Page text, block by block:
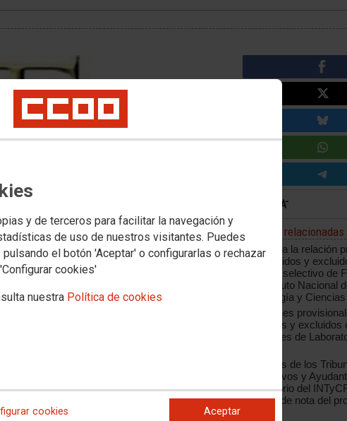
y de terceros para facilitar la navegación y
de uso de nuestros visitantes. Puedes
el botón 'Aceptar' o configurarlas o rechazar
cookies'
nuestra Política de cookies
cookies Aceptar
2024, de 3 de diciembre (BOE de 20 de
SE PUBLICAN LAS PLANTILLAS DEFINITIVAS
Noticias relacionadas
Publicada la relación
de admitidos y
proceso selectivo de
del Instituto Nacional
Toxicología y
Relaciones
admitidos y excluidos
Ayudantes de
Acuerdos de los
Facultativos y
Laboratorio del
reserva de nota del